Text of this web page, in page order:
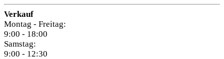
Verkauf
Montag - Freitag:
9:00 - 18:00
Samstag:
9:00 - 12:30